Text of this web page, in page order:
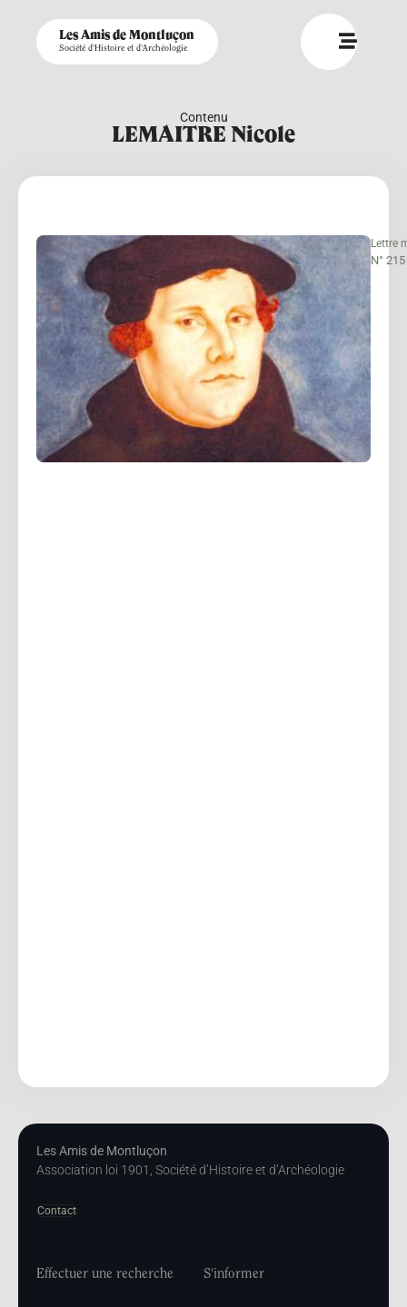
Les Amis de Montluçon
Société d'Histoire et d'Archéologie
Contenu
LEMAITRE Nicole
Lettre
N° 215
Les Amis de Montluçon
Association loi 1901, Société d’Histoire et d’Archéologie
Contact
Effectuer une recherche S'informer